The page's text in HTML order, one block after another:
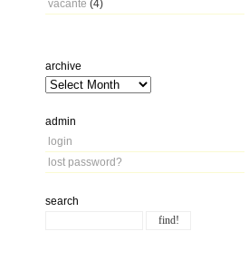
vacante (4)
archive
admin
login
lost password?
search